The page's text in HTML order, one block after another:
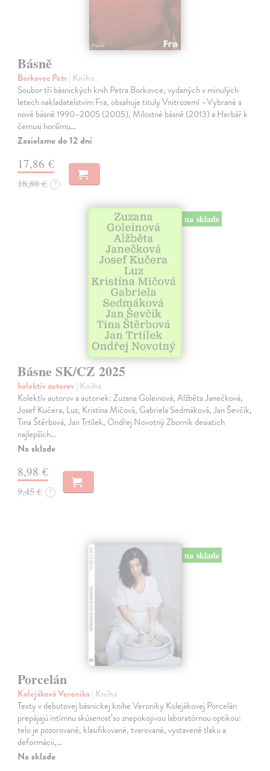
Básně
Borkovec Petr| Kniha
Soubor tří básnických knih Petra Borkovce, vydaných v minulých
letech nakladatelstvím Fra, obsahuje tituly Vnitrozemí –Vybrané a
nové básně 1990–2005 (2005), Milostné básně (2013) a Herbář k
čemusi horšímu…
Zasielame do 12 dní
17,86 €
18,80 € ?
na sklade
Básne SK/CZ 2025
kolektív autorov| Kniha
Kolektív autorov a autoriek: Zuzana Goleinová, Alžběta Janečková,
Josef Kučera, Luz, Kristína Mičová, Gabriela Sedmáková, Jan Ševčík,
Tina Štěrbová, Jan Trtílek, Ondřej Novotný Zborník desiatich
najlepších…
Na sklade
8,98 €
9,45 € ?
na sklade
Porcelán
Kolejáková Veronika| Kniha
Texty v debutovej básnickej knihe Veroniky Kolejákovej Porcelán
prepájajú intímnu skúsenosť so znepokojivou laboratórnou optikou:
telo je pozorované, klasifikované, tvarované, vystavené tlaku a
deformácii,…
Na sklade